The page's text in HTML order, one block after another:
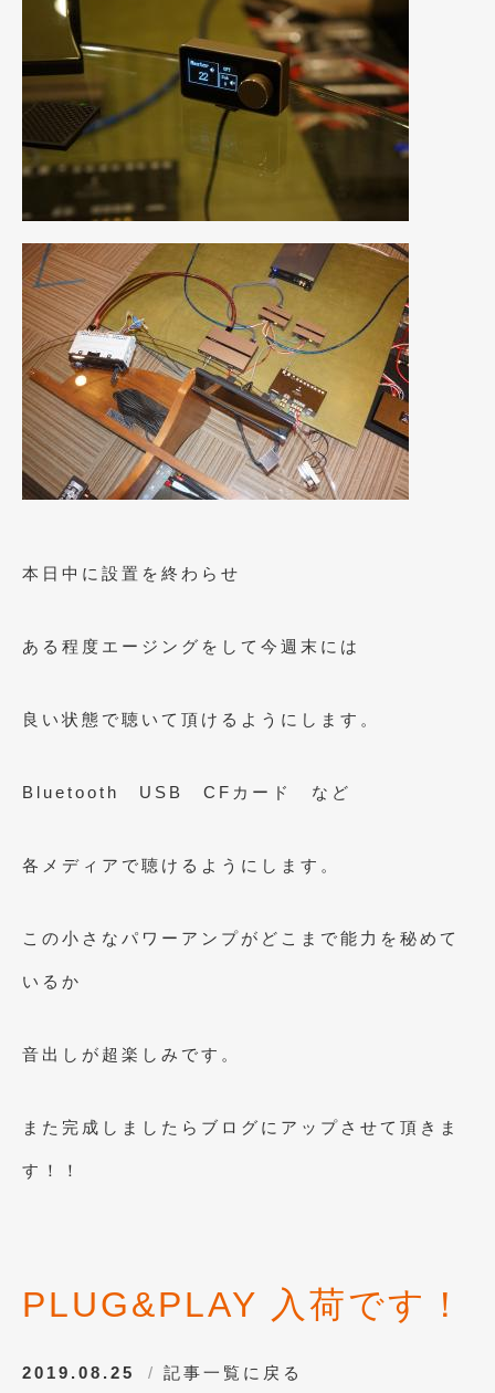
2015年2月
2015年1月 (11)
2014年12月 (4)
2014年11月 (4)
2014年10月 (4)
2014年9月(6)
2014年8月 (13)
2014年7月 (4)
2014年6月(5)
2014年5月 (7)
2014年4月(4)
2014年3月(5)
2014年1月 (3)
2013年10月(7)
2013年8月 (9)
2013年5月(8)
2013年4月
2013年2月(15)
2012年8月 (23)
2012年7月(10)
本日中に設置を終わらせ
ある程度エージングをして今週末には
良い状態で聴いて頂けるようにします。
Bluetooth USB CFカード など
各メディアで聴けるようにします。
この小さなパワーアンプがどこまで能力を秘めて
いるか
音出しが超楽しみです。
また完成しましたらブログにアップさせて頂きま
す！！
PLUG&PLAY 入荷です！
2019.08.25 記事一覧に戻る